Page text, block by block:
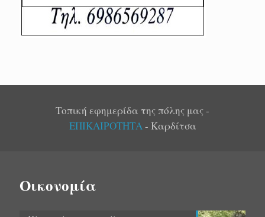
Τοπική εφημερίδα της πόλης μας -
ΕΠΙΚΑΙΡΟΤΗΤΑ- Καρδίτσα
Οικονομία